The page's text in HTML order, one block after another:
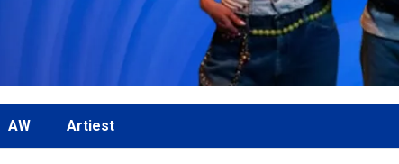
AW Artiest